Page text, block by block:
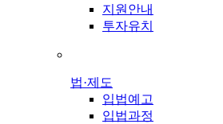
지원안내
투자유치
법·제도
입법예고
입법과정